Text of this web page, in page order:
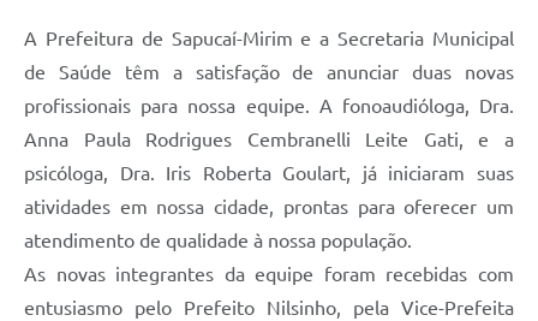
A Prefeitura de Sapucaí-Mirim e a Secretaria Municipal
de Saúde têm a satisfação de anunciar duas novas
profissionais para nossa equipe. A fonoaudióloga, Dra.
Anna Paula Rodrigues Cembranelli Leite Gati, e a
psicóloga, Dra. Iris Roberta Goulart, já iniciaram suas
atividades em nossa cidade, prontas para oferecer um
atendimento de qualidade à nossa população.
As novas integrantes da equipe foram recebidas com
entusiasmo pelo Prefeito Nilsinho, pela Vice-Prefeita